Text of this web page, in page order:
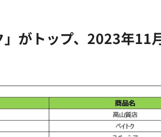
がトップ、2023年11